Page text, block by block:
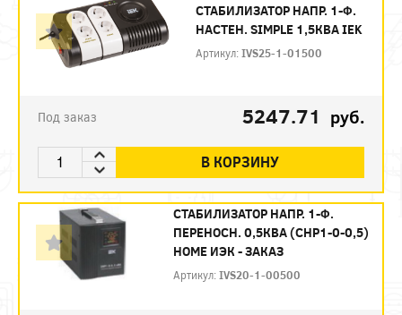
СТАБИЛИЗАТОР НАПР. 1-Ф.
НАСТЕН. SIMPLE 1,5КВА IEK
Артикул:IVS25-1-01500
Под заказ 5247.71 руб.
В КОРЗИНУ
СТАБИЛИЗАТОР НАПР. 1-Ф.
ПЕРЕНОСН. 0,5КВA (СНР1-0-0,5)
HOME ИЭК - ЗАКАЗ
Артикул:IVS20-1-00500